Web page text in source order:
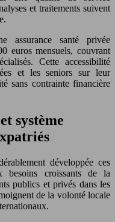
et traitements suivent
assurance santé privée
euros mensuels, couvrant
Cette accessibilité
et les seniors sur leur
sans contrainte financière
système
développée ces
besoins croissants de la
publics et privés dans les
de la volonté locale